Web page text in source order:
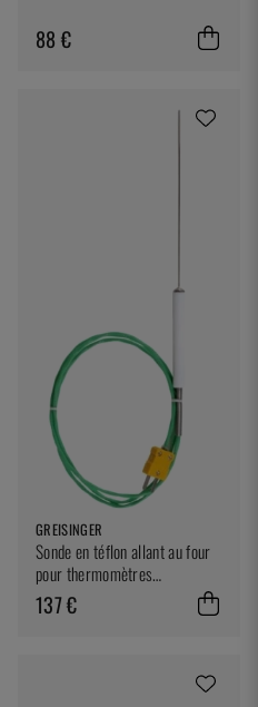
88 €
GREISINGER
Sonde en téflon allant au four
pour thermomètres
secondaires, 13 cm -
Greisinger
137 €